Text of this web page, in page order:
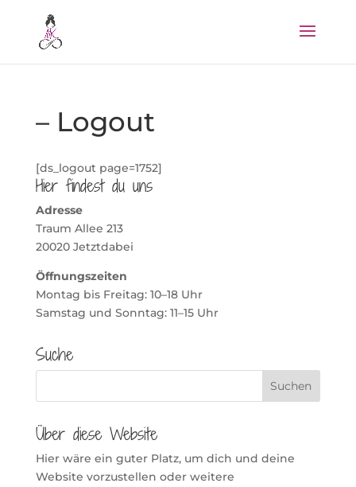
– Logout
[ds_logout page=1752]
Hier findest du uns
Adresse
Traum Allee 213
20020 Jetztdabei
Öffnungszeiten
Montag bis Freitag: 10–18 Uhr
Samstag und Sonntag: 11–15 Uhr
Suche
Über diese Website
Hier wäre ein guter Platz, um dich und deine
Website vorzustellen oder weitere